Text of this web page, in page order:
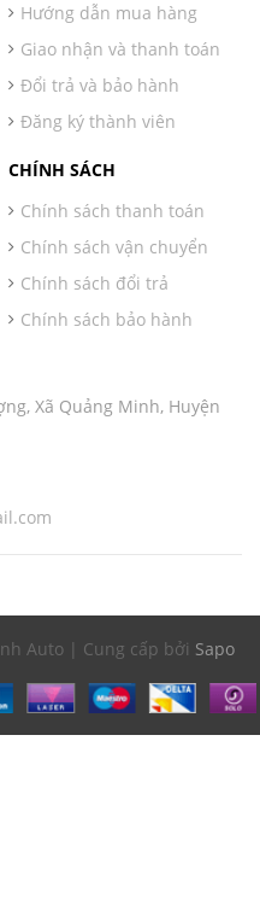
Hướng dẫn mua hàng
Giao nhận và thanh toán
Đổi trả và bảo hành
Đăng ký thành viên
CHÍNH SÁCH
Chính sách thanh toán
Chính sách vận chuyển
Chính sách đổi trả
Chính sách bảo hành
Xã Quảng Minh, Huyện
Auto | Cung cấp bởi Sapo